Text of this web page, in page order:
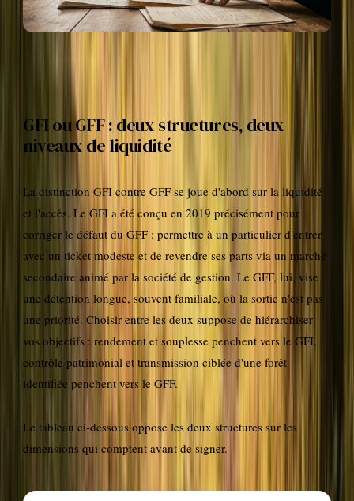
GFI ou GFF : deux structures, deux
niveaux de liquidité
La distinction GFI contre GFF se joue d'abord sur la liquidité
et l'accès. Le GFI a été conçu en 2019 précisément pour
corriger le défaut du GFF : permettre à un particulier d'entrer
avec un ticket modeste et de revendre ses parts via un marché
secondaire animé par la société de gestion. Le GFF, lui, vise
une détention longue, souvent familiale, où la sortie n'est pas
une priorité. Choisir entre les deux suppose de hiérarchiser
vos objectifs : rendement et souplesse penchent vers le GFI,
contrôle patrimonial et transmission ciblée d'une forêt
identifiée penchent vers le GFF.
Le tableau ci-dessous oppose les deux structures sur les
dimensions qui comptent avant de signer.